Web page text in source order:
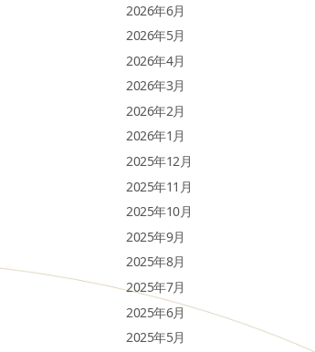
2026年6月
2026年5月
2026年4月
2026年3月
2026年2月
2026年1月
2025年12月
2025年11月
2025年10月
2025年9月
2025年8月
2025年7月
2025年6月
2025年5月